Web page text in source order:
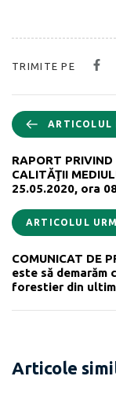
TRIMITE PE
ARTICOLUL
RAPORT
CALITĂŢII
25.05.2020, ora
ARTICOLUL
COMUNICAT DE
este să demarăm
forestier din
Articole